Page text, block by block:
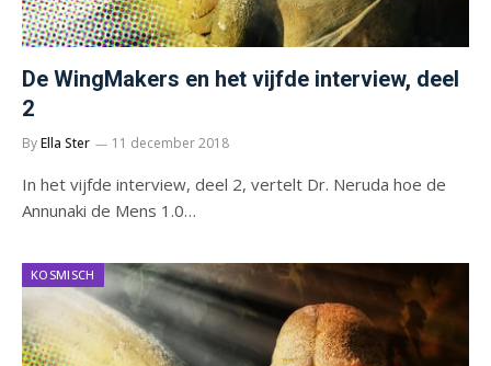
De WingMakers en het vijfde interview, deel
2
ByElla Ster 11 december 2018
In het vijfde interview, deel 2, vertelt Dr. Neruda hoe de
Annunaki de Mens 1.0…
KOSMISCH